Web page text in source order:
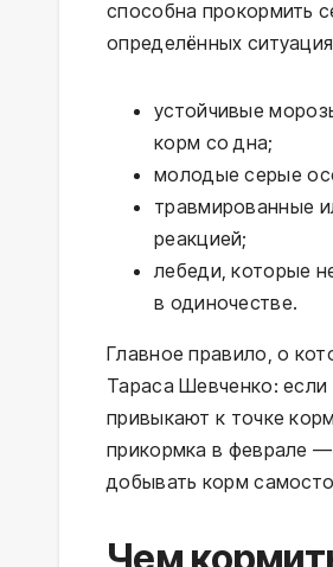
способна прокормить
определённых
устойчивые
корм со дна;
молодые серые
травмированные
реакцией;
лебеди, которые
в одиночестве.
Главное правило, о
Тараса Шевченко:
привыкают к точке
прикормка в феврале
добывать корм